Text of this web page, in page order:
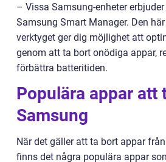
– Vissa Samsung-enheter
Samsung Smart Manager. Den
verktyget ger dig möjlighet att
genom att ta bort onödiga appar,
förbättra batteritiden.
Populära appar att
Samsung
När det gäller att ta bort appar
finns det några populära appar